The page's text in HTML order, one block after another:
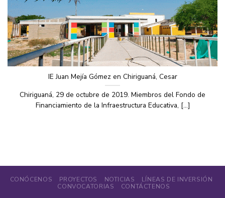
IE Juan Mejía Gómez en Chiriguaná, Cesar
Chiriguaná, 29 de octubre de 2019. Miembros del Fondo de
Financiamiento de la Infraestructura Educativa, [...]
CONÓCENOS PROYECTOS NOTICIAS
LÍNEAS DE INVERSIÓN
CONVOCATORIAS
CONTÁCTENOS